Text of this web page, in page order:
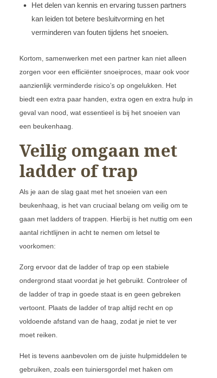
Het delen van kennis en ervaring tussen partners
kan leiden tot betere besluitvorming en het
verminderen van fouten tijdens het snoeien.
Kortom, samenwerken met een partner kan niet alleen
zorgen voor een efficiënter snoeiproces, maar ook voor
aanzienlijk verminderde risico’s op ongelukken. Het
biedt een extra paar handen, extra ogen en extra hulp in
geval van nood, wat essentieel is bij het snoeien van
een beukenhaag.
Veilig omgaan met
ladder of trap
Als je aan de slag gaat met het snoeien van een
beukenhaag, is het van cruciaal belang om veilig om te
gaan met ladders of trappen. Hierbij is het nuttig om een
aantal richtlijnen in acht te nemen om letsel te
voorkomen:
Zorg ervoor dat de ladder of trap op een stabiele
ondergrond staat voordat je het gebruikt. Controleer of
de ladder of trap in goede staat is en geen gebreken
vertoont. Plaats de ladder of trap altijd recht en op
voldoende afstand van de haag, zodat je niet te ver
moet reiken.
Het is tevens aanbevolen om de juiste hulpmiddelen te
gebruiken, zoals een tuiniersgordel met haken om